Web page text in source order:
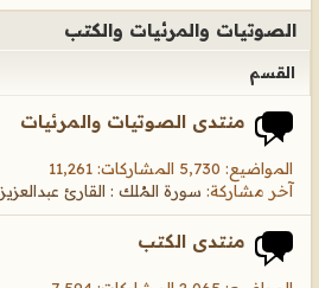
الصوتيات والمرئيات والكتب
القسم
منتدى الصوتيات والمرئيات
المواضيع: 5,730 المشاركات: 11,261
آخر مشاركة: سورة المُلك : القارئ
منتدى الكتب